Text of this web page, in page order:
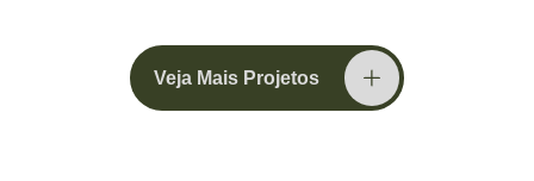
Veja Mais Projetos